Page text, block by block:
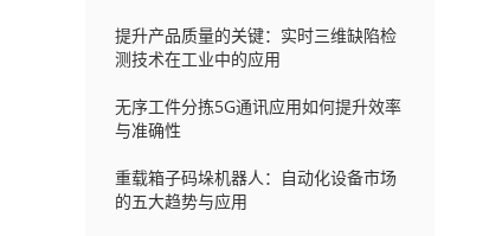
提升产品质量的关键：实时三维缺陷检
测技术在工业中的应用
无序工件分拣5G通讯应用如何提升效率
与准确性
重载箱子码垛机器人：自动化设备市场
的五大趋势与应用